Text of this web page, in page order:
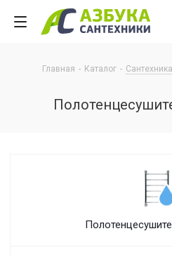
Главная - Каталог - Сантехника